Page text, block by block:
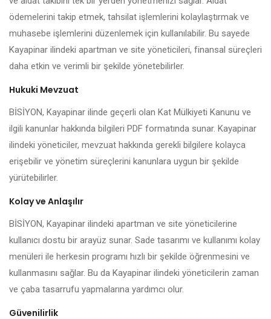
ödemelerini takip etmek, tahsilat işlemlerini kolaylaştırmak ve
muhasebe işlemlerini düzenlemek için kullanılabilir. Bu sayede
Kayapinar ilindeki apartman ve site yöneticileri, finansal süreçleri
daha etkin ve verimli bir şekilde yönetebilirler.
Hukuki Mevzuat
BİSİYON, Kayapinar ilinde geçerli olan Kat Mülkiyeti Kanunu ve
ilgili kanunlar hakkında bilgileri PDF formatında sunar. Kayapinar
ilindeki yöneticiler, mevzuat hakkında gerekli bilgilere kolayca
erişebilir ve yönetim süreçlerini kanunlara uygun bir şekilde
yürütebilirler.
Kolay ve Anlaşılır
BİSİYON, Kayapinar ilindeki apartman ve site yöneticilerine
kullanıcı dostu bir arayüz sunar. Sade tasarımı ve kullanımı kolay
menüleri ile herkesin programı hızlı bir şekilde öğrenmesini ve
kullanmasını sağlar. Bu da Kayapinar ilindeki yöneticilerin zaman
ve çaba tasarrufu yapmalarına yardımcı olur.
Güvenilirlik